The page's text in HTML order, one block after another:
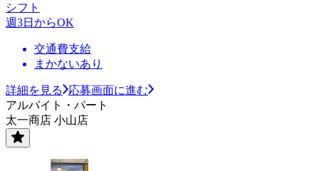
シフト
週3日からOK
交通費支給
まかないあり
詳細を見る
応募画面に進む
アルバイト・パート
太一商店 小山店